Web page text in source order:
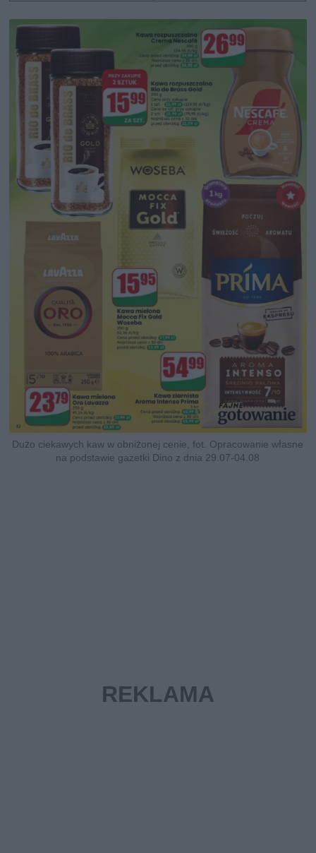
Dużo ciekawych kaw w obniżonej cenie, fot. Opracowanie własne
na podstawie gazetki Dino z dnia 29.07-04.08